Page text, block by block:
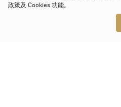
政策及 Cookies 功能。